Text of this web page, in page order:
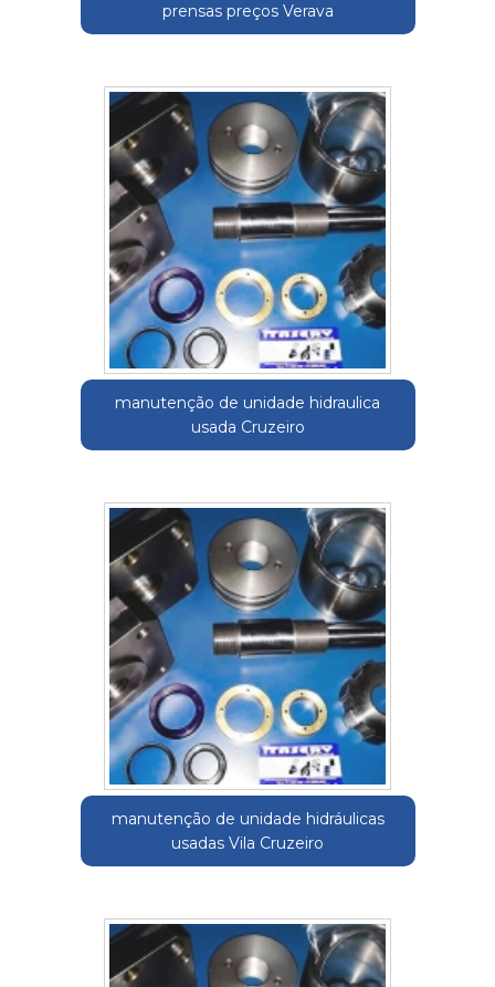
prensas preços Verava
manutenção de unidade hidraulica
usada Cruzeiro
manutenção de unidade hidráulicas
usadas Vila Cruzeiro